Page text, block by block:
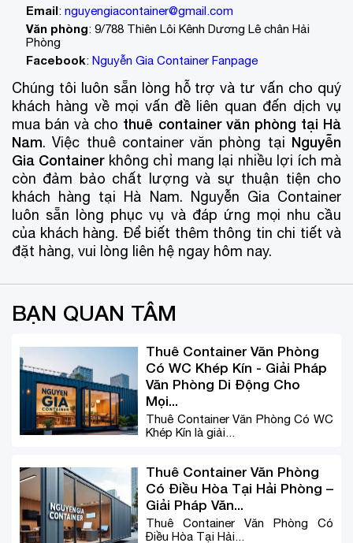
Email: nguyengiacontainer@gmail.com
Văn phòng: 9/788 Thiên Lôi Kênh Dương Lê chân Hải
Phòng
Facebook: Nguyễn Gia Container Fanpage
Chúng tôi luôn sẵn lòng hỗ trợ và tư vấn cho quý
khách hàng về mọi vấn đề liên quan đến dịch vụ
mua bán và cho thuê container văn phòng tại Hà
Nam. Việc thuê container văn phòng tại Nguyễn
Gia Containerkhông chỉ mang lại nhiều lợi ích mà
còn đảm bảo chất lượng và sự thuận tiện cho
khách hàng tại Hà Nam. Nguyễn Gia Container
luôn sẵn lòng phục vụ và đáp ứng mọi nhu cầu
của khách hàng. Để biết thêm thông tin chi tiết và
đặt hàng, vui lòng liên hệ ngay hôm nay.
BẠN QUAN TÂM
Thuê Container Văn Phòng
Có WC Khép Kín - Giải Pháp
Văn Phòng Di Động Cho
Mọi...
Thuê Container Văn Phòng Có WC
Khép Kín là giải...
Thuê Container Văn Phòng
Có Điều Hòa Tại Hải Phòng –
Giải Pháp Văn...
Thuê Container Văn Phòng Có
Điều Hòa Tại Hải...